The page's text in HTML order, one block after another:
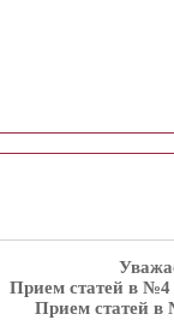
Прием статей в
Прием статей в